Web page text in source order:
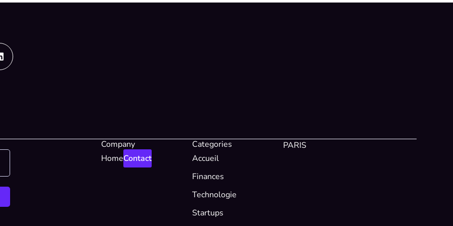
Company
HomeContact
Categories
Accueil
Finances
Technologie
Startups
PARIS